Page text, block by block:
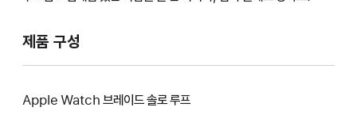
제품 구성
Apple Watch 브레이드 솔로 루프